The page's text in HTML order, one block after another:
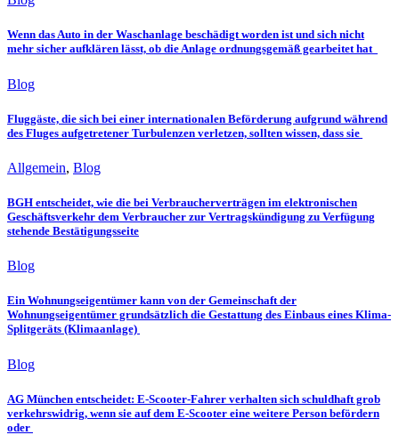
Wenn das Auto in der Waschanlage beschädigt worden ist und sich nicht
mehr sicher aufklären lässt, ob die Anlage ordnungsgemäß gearbeitet hat
Blog
Fluggäste, die sich bei einer internationalen Beförderung aufgrund während
des Fluges aufgetretener Turbulenzen verletzen, sollten wissen, dass sie
Allgemein, Blog
BGH entscheidet, wie die bei Verbraucherverträgen im elektronischen
Geschäftsverkehr dem Verbraucher zur Vertragskündigung zu Verfügung
stehende Bestätigungsseite
Blog
Ein Wohnungseigentümer kann von der Gemeinschaft der
Wohnungseigentümer grundsätzlich die Gestattung des Einbaus eines Klima-
Splitgeräts (Klimaanlage)
Blog
AG München entscheidet: E-Scooter-Fahrer verhalten sich schuldhaft grob
verkehrswidrig, wenn sie auf dem E-Scooter eine weitere Person befördern
oder